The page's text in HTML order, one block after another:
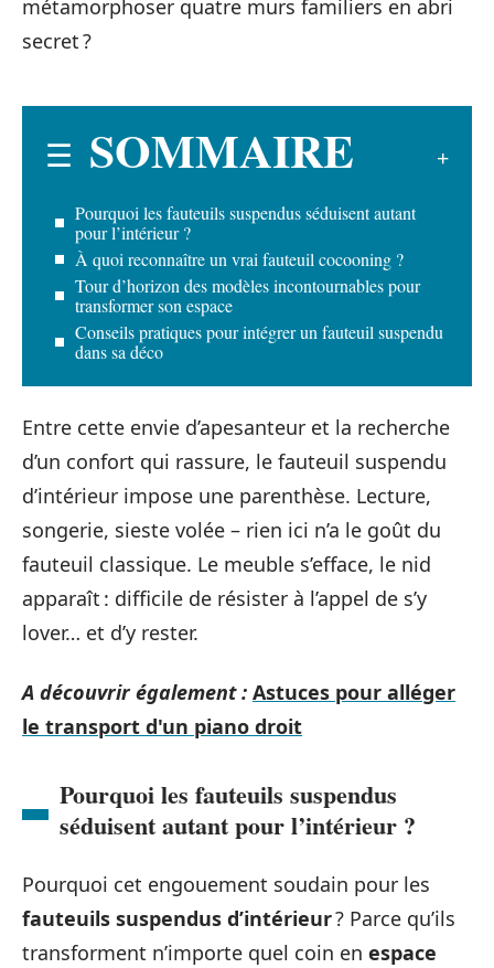
métamorphoser quatre murs familiers en abri
secret ?
SOMMAIRE
Pourquoi les fauteuils suspendus séduisent autant
pour l’intérieur ?
À quoi reconnaître un vrai fauteuil cocooning ?
Tour d’horizon des modèles incontournables pour
transformer son espace
Conseils pratiques pour intégrer un fauteuil suspendu
dans sa déco
Entre cette envie d’apesanteur et la recherche
d’un confort qui rassure, le fauteuil suspendu
d’intérieur impose une parenthèse. Lecture,
songerie, sieste volée – rien ici n’a le goût du
fauteuil classique. Le meuble s’efface, le nid
apparaît : difficile de résister à l’appel de s’y
lover… et d’y rester.
A découvrir également : Astuces pour alléger
le transport d'un piano droit
Pourquoi les fauteuils suspendus
séduisent autant pour l’intérieur ?
Pourquoi cet engouement soudain pour les
fauteuils suspendus d’intérieur? Parce qu’ils
transforment n’importe quel coin en espace